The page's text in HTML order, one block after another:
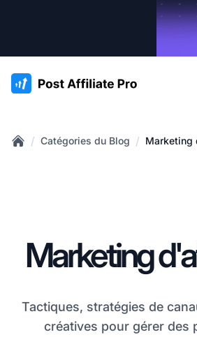
:site.title
/ Catégories du Blog / Marketing
Marketing
Tactiques, stratégies de
créatives pour gérer des